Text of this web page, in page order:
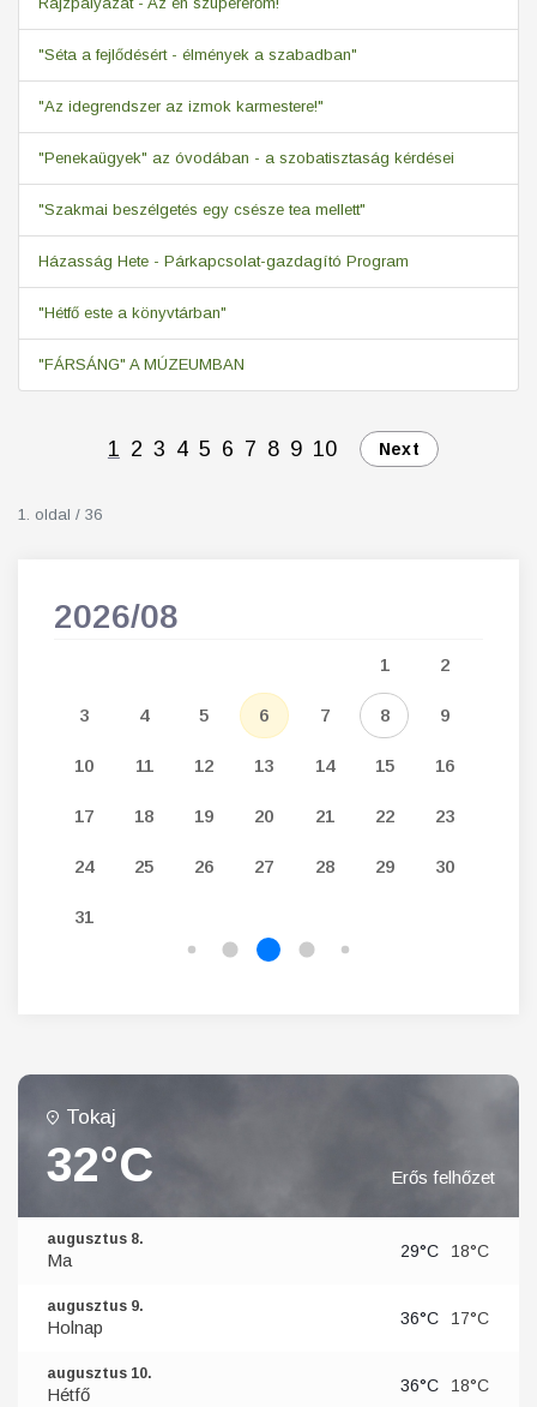
"Séta a fejlődésért - élmények a szabadban"
"Az idegrendszer az izmok karmestere!"
"Penekaügyek" az óvodában - a szobatisztaság kérdései
"Szakmai beszélgetés egy csésze tea mellett"
Házasság Hete - Párkapcsolat-gazdagító Program
"Hétfő este a könyvtárban"
"FÁRSÁNG" A MÚZEUMBAN
1 2 3 4 5 6 7 8 9 10 Next
1. oldal / 36
2026/08
1 2
3 4 5 6 7 8 9
10 11 12 13 14 15 16
17 18 19 20 21 22 23
24 25 26 27 28 29 30
31
Tokaj
32°C Erős felhőzet
augusztus 8.
Ma 29°C 18°C
augusztus 9.
Holnap 36°C 17°C
augusztus 10.
Hétfő 36°C 18°C